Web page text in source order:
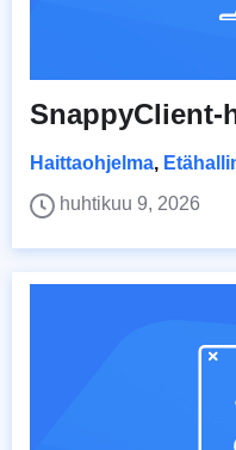
SnappyClient-
Haittaohjelma,
huhtikuu 9, 2026